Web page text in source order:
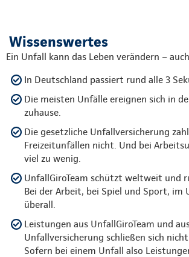
Wissenswertes
Ein Unfall kann das Leben verändern –
In Deutschland passiert rund alle 3
Die meisten Unfälle ereignen sich in
zuhause.
Die gesetzliche Unfallversicherung
Freizeitunfällen nicht. Und bei
viel zu wenig.
UnfallGiroTeam schützt weltweit und
Bei der Arbeit, bei Spiel und Sport, im
überall.
Leistungen aus UnfallGiroTeam und
Unfallversicherung schließen sich
Sofern bei einem Unfall also